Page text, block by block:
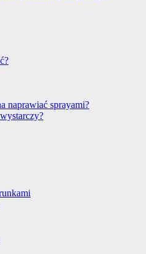
naprawiać sprayami?